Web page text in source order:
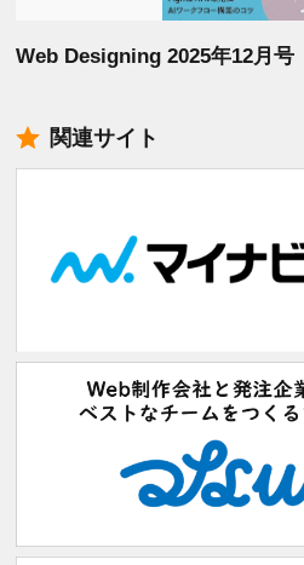
Web Designing 2025年12月号
関連サイト